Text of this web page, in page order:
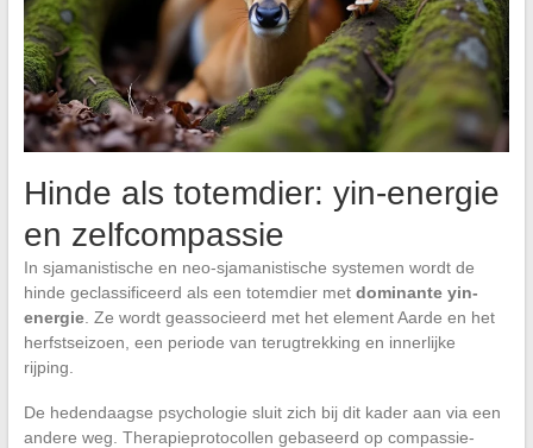
Hinde als totemdier: yin-energie
en zelfcompassie
In sjamanistische en neo-sjamanistische systemen wordt de
hinde geclassificeerd als een totemdier met dominante yin-
energie. Ze wordt geassocieerd met het element Aarde en het
herfstseizoen, een periode van terugtrekking en innerlijke
rijping.
De hedendaagse psychologie sluit zich bij dit kader aan via een
andere weg. Therapieprotocollen gebaseerd op compassie-